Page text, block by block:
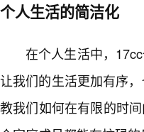
个人生活的简洁化
在个人生活中，
让我们的生活更加有序
教我们如何在有限的时